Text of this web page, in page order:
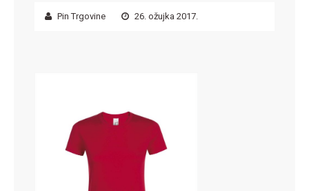
Pin Trgovine 26. ožujka 2017.